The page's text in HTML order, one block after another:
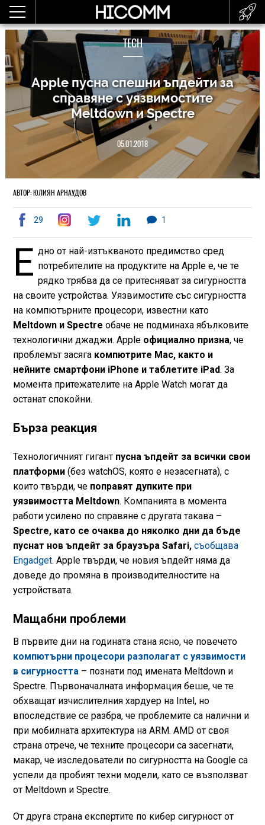
TECH
Apple пусна спешни ъпдейти за
справяне с уязвимостите
Meltdown и Spectre
05.01.2018
АВТОР: ЮЛИЯН АРНАУДОВ
29 1
Е дно от най-изтъкваното предимство сред
потребителите на продуктите на Apple е, че те
рядко трябва да се притесняват за сигурността
на своите устройства. Уязвимостите със сигурността
на компютърните процесори, известни като
Meltdown и Spectre обаче не подминаха ябълковите
технологични джаджи. Apple официално призна, че
проблемът засяга компютрите Mac, както и
нейните смартфони iPhone и таблетите iPad. За
момента притежателите на Apple Watch могат да
останат спокойни.
Бърза реакция
Технологичният гигант пусна ъпдейт за всички свои
платформи(без watchOS, която е незасегната), с
които твърди, че поправят дупките при
уязвимостта Meltdown. Компанията в момента
работи усилено по справяне с другата такава –
Spectre, като се очаква до няколко дни да бъде
пуснат нов ъпдейт за браузърa Safari, съобщава
Engadget. Apple твърди, че новия ъпдейт няма да
доведе до промяна в производителностите на
устройствата.
Мащабни проблеми
В първите дни на годината стана ясно, че повечето
компютърни процесори разполагат с уязвимости
в сигурността– познати под имената Meltdown и
Spectre. Първоначалната информация беше, че те
обхващат изчислителния хардуер на Intel, но
впоследствие се разбра, че проблемите са налични и
при мобилната архитектура на ARM. AMD от своя
страна отрече, че техните процесори са засегнати,
макар, че изследователи по сигурността на Google са
успели да пробият техни модели, като се възползват
от Meltdown и Spectre.
От друга страна експертите по кибер сигурност от